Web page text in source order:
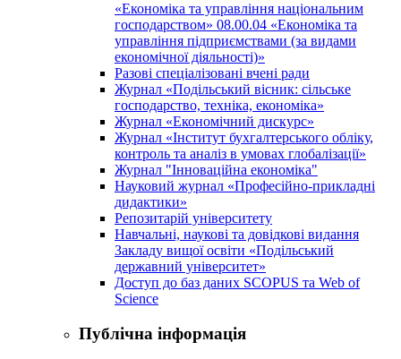
«Економіка та управління національним
господарством» 08.00.04 «Економіка та
управління підприємствами (за видами
економічної діяльності)»
Разові спеціалізовані вчені ради
Журнал «Подільський вісник: сільське
господарство, техніка, економіка»
Журнал «Економічний дискурс»
Журнал «Інститут бухгалтерського обліку,
контроль та аналіз в умовах глобалізації»
Журнал "Інноваційна економіка"
Науковий журнал «Професійно-прикладні
дидактики»
Репозитарій університету
Навчальні, наукові та довідкові видання
Закладу вищої освіти «Подільський
державний університет»
Доступ до баз даних SCOPUS та Web of
Science
Публічна інформація